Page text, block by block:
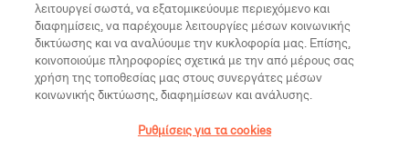
λειτουργεί σωστά, να εξατομικεύουμε περιεχόμενο και
διαφημίσεις, να παρέχουμε λειτουργίες μέσων κοινωνικής
δικτύωσης και να αναλύουμε την κυκλοφορία μας. Επίσης,
κοινοποιούμε πληροφορίες σχετικά με την από μέρους σας
χρήση της τοποθεσίας μας στους συνεργάτες μέσων
κοινωνικής δικτύωσης, διαφημίσεων και ανάλυσης.
Ρυθμίσεις για τα cookies